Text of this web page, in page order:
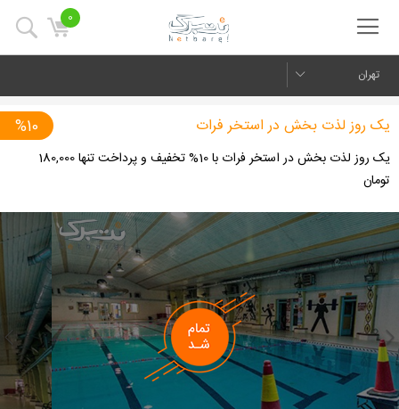
0
تهران
Next
%10 یک روز لذت بخش در استخر فرات
یک روز لذت بخش در استخر فرات با 10% تخفیف و پرداخت تنها 180,000
تومان